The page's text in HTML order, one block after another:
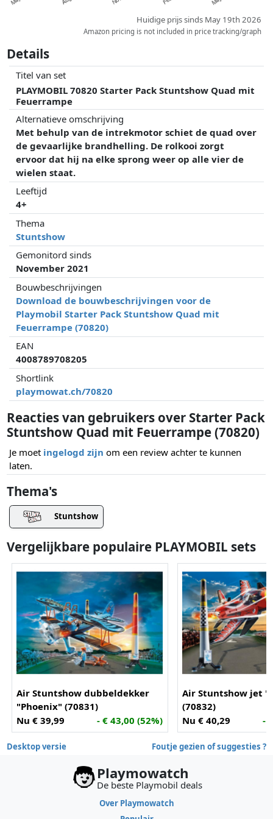
Huidige prijs sinds May 19th 2026
Amazon pricing is not included in price tracking/graph
Details
Titel van set
PLAYMOBIL 70820 Starter Pack Stuntshow Quad mit
Feuerrampe
Alternatieve omschrijving
Met behulp van de intrekmotor schiet de quad over
de gevaarlijke brandhelling. De rolkooi zorgt
ervoor dat hij na elke sprong weer op alle vier de
wielen staat.
Leeftijd
4+
Thema
Stuntshow
Gemonitord sinds
November 2021
Bouwbeschrijvingen
Download de bouwbeschrijvingen voor de
Playmobil Starter Pack Stuntshow Quad mit
Feuerrampe (70820)
EAN
4008789708205
Shortlink
playmowat.ch/70820
Reacties van gebruikers over Starter Pack
Stuntshow Quad mit Feuerrampe (70820)
Je moet ingelogd zijn om een review achter te kunnen
laten.
Thema's
Stuntshow
Vergelijkbare populaire PLAYMOBIL sets
Air Stuntshow dubbeldekker
"Phoenix" (70831)
Nu € 39,99
- € 43,00 (52%)
Air Stuntshow jet
(70832)
Nu € 40,29
-
Desktop versie Foutje gezien of suggesties ?
Playmowatch
De beste Playmobil deals
Over Playmowatch